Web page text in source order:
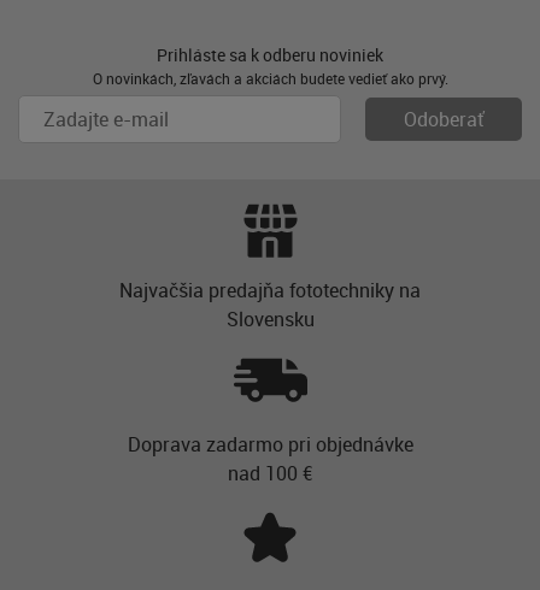
Prihláste sa k odberu noviniek
O novinkách, zľavách a akciách budete vedieť ako prvý.
Najvačšia predajňa fototechniky na
Slovensku
Doprava zadarmo pri objednávke
nad 100 €